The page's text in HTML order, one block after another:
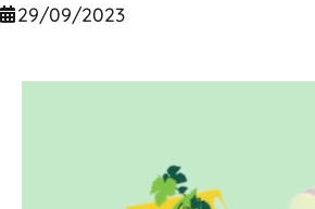
29/09/2023